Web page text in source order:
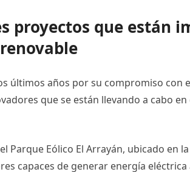
proyectos que están
últimos años por su compromiso con
que se están llevando a cabo
Parque Eólico El Arrayán, ubicado en
capaces de generar energía